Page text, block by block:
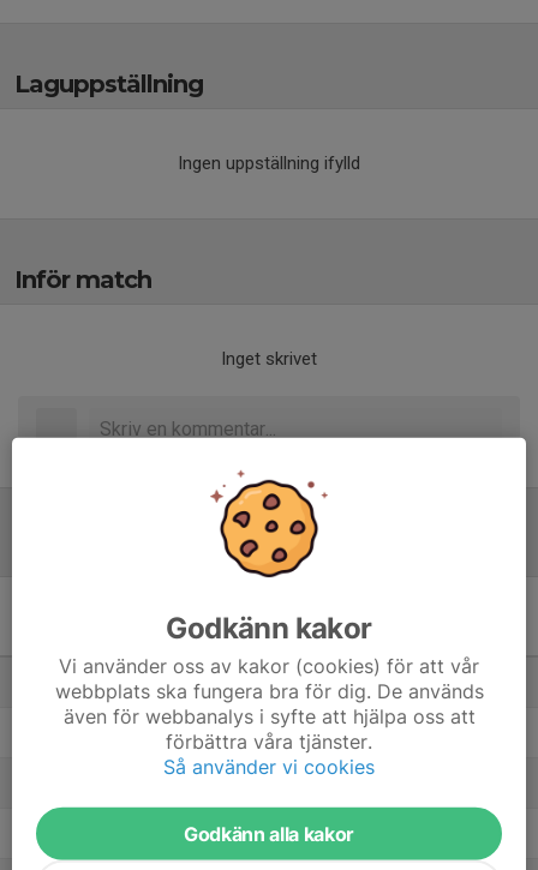
Laguppställning
Ingen uppställning ifylld
Inför match
Inget skrivet
Pojkar 2009-2010(16-17 år)
M
1. BK Häcken Gul 8 47
2. IF Mölndal Fotboll vit U17 8
4. Sävedalens IF Blå 7 12
Godkänn kakor
Vi använder oss av kakor (cookies) för att vår
webbplats ska fungera bra för dig. De används
även för webbanalys i syfte att hjälpa oss att
förbättra våra tjänster.
Så använder vi cookies
Godkänn alla kakor